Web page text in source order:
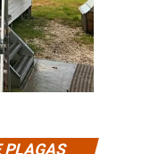
PLAGAS